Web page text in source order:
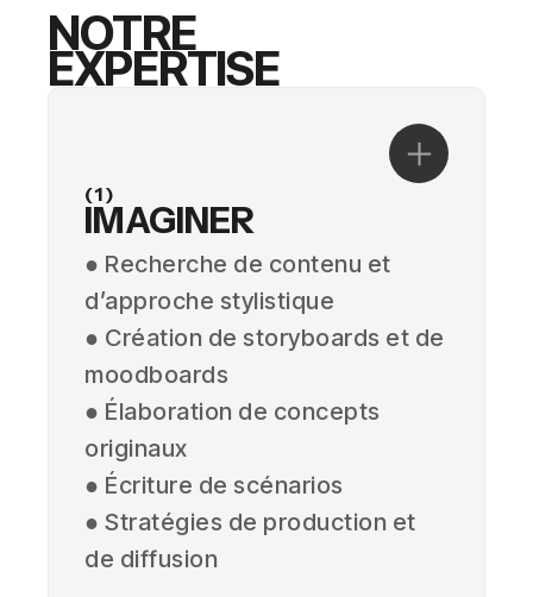
NOTRE
EXPERTISE
(1)
IMAGINER
● Recherche de contenu et
d’approche stylistique
● Création de storyboards et de
moodboards
● Élaboration de concepts
originaux
● Écriture de scénarios
● Stratégies de production et
de diffusion